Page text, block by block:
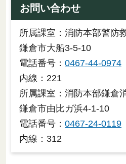
お問い合わせ
所属課室：消防本部警防
鎌倉市大船3-5-10
電話番号： 0467-44-0974
内線：221
所属課室：消防本部鎌倉
鎌倉市由比ガ浜4-1-10
電話番号： 0467-24-0119
内線：312